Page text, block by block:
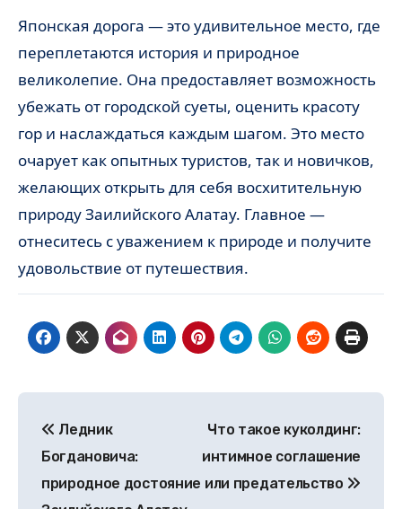
Японская дорога — это удивительное место, где
переплетаются история и природное
великолепие. Она предоставляет возможность
убежать от городской суеты, оценить красоту
гор и наслаждаться каждым шагом. Это место
очарует как опытных туристов, так и новичков,
желающих открыть для себя восхитительную
природу Заилийского Алатау. Главное —
отнеситесь с уважением к природе и получите
удовольствие от путешествия.
по
записям
Ледник
Богдановича:
природное достояние
Что такое куколдинг:
интимное соглашение
или предательство